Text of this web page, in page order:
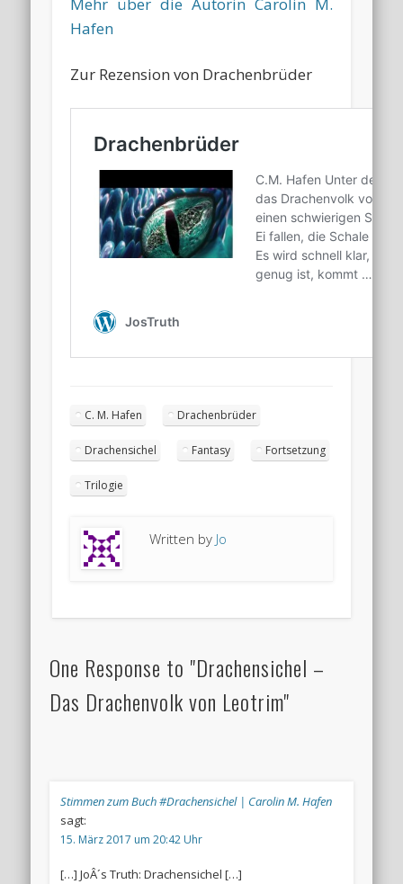
Hafen
Zur Rezension von Drachenbrüder
C. M. Hafen Drachenbrüder
Drachensichel Fantasy Fortsetzung
Trilogie
Written by Jo
One Response to "Drachensichel –
Das Drachenvolk von Leotrim"
Stimmen zum Buch #Drachensichel | Carolin M. Hafen
sagt:
15. März 2017 um 20:42 Uhr
[…] JoÂ´s Truth: Drachensichel […]